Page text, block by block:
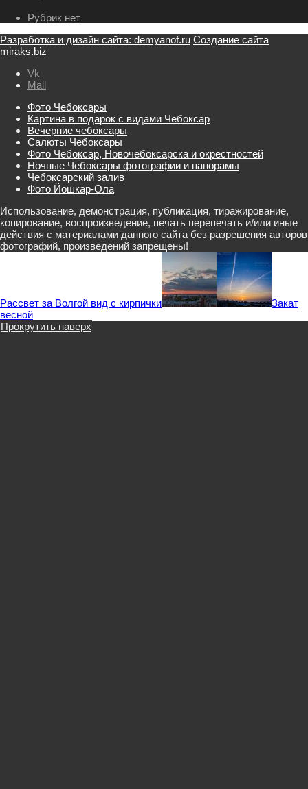
Рубрик нет
Разработка и дизайн сайта: demyanof.ru Создание сайта
miraks.biz
Vk
Mail
Фото Чебоксары
Картина в подарок с видами Чебоксар
Вечерние чебоксары
Салюты Чебоксары
Фото Чебоксар, Новочебоксарска и окрестностей
Ночные Чебоксары фотографии и панорамы
Чебоксарский залив
Фото Йошкар-Ола
Использование, демонстрация, публикация, тиражирование,
копирование, воспроизведение, печать перепечать и/или иные
действия с материалами данного сайта без разрешения авторов
фотографий, произведений запрещены!
Рассвет за Волгой вид с кирпички
Закат
весной
Прокрутить наверх